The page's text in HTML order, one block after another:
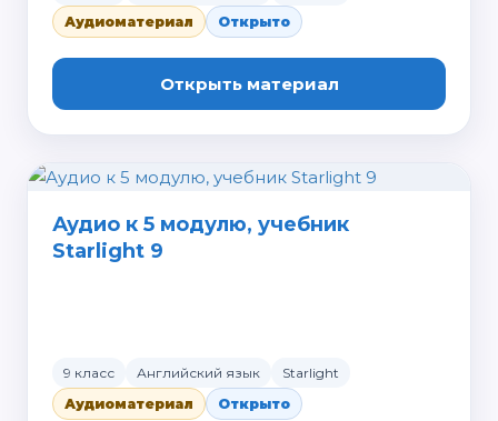
Аудиоматериал
Открыто
Открыть материал
Аудио к 5 модулю, учебник
Starlight 9
9 класс Английский язык
Starlight
Аудиоматериал
Открыто